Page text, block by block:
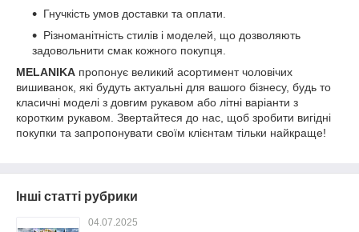
Гнучкість умов доставки та оплати.
Різноманітність стилів і моделей, що дозволяють
задовольнити смак кожного покупця.
MELANIKA пропонує великий асортимент чоловічих
вишиванок, які будуть актуальні для вашого бізнесу, будь то
класичні моделі з довгим рукавом або літні варіанти з
коротким рукавом. Звертайтеся до нас, щоб зробити вигідні
покупки та запропонувати своїм клієнтам тільки найкраще!
Інші статті рубрики
04.07.2025